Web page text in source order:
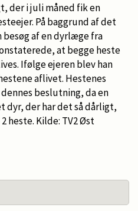
der i juli måned fik en
På baggrund af det
af en dyrlæge fra
at begge heste
Ifølge ejeren blev han
aflivet. Hestenes
beslutning, da en
der har det så dårligt,
heste. Kilde: TV2 Øst